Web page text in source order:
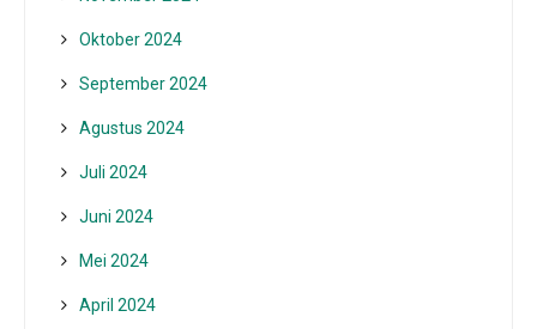
Oktober 2024
September 2024
Agustus 2024
Juli 2024
Juni 2024
Mei 2024
April 2024